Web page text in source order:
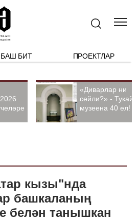
БАШ БИТ ПРОЕКТЛАР
«Диварлар ни
сөйли?» - Тукай
музеена 40 ел!
кызы"нда
башкаланың
белән танышкан